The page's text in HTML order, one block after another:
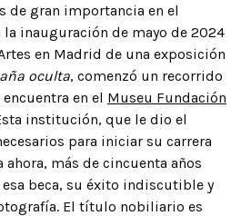
de gran importancia en el
la inauguración de mayo de 2024
en Madrid de una exposición
oculta, comenzó un recorrido
en el Museu Fundación
institución, que le dio el
para iniciar su carrera
más de cincuenta años
beca, su éxito indiscutible y
El título nobiliario es